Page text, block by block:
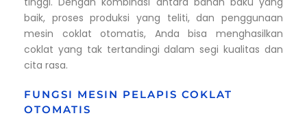
baik, proses produksi yang teliti, dan penggunaan
mesin coklat otomatis, Anda bisa menghasilkan
coklat yang tak tertandingi dalam segi kualitas dan
cita rasa.
FUNGSI MESIN PELAPIS COKLAT
OTOMATIS